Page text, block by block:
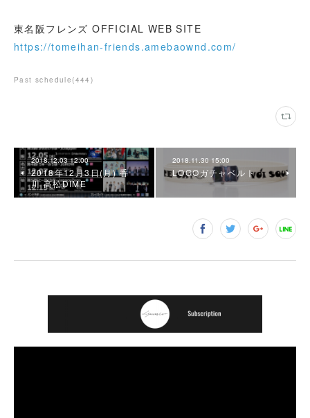
東名阪フレンズ OFFICIAL WEB SITE
https://tomeihan-friends.amebaownd.com/
Past schedule (444 )
2018.12.03 12:00
2018年12月3日(月) 香
川 高松DIME
2018.11.30 15:00
LOGOガチャベルト